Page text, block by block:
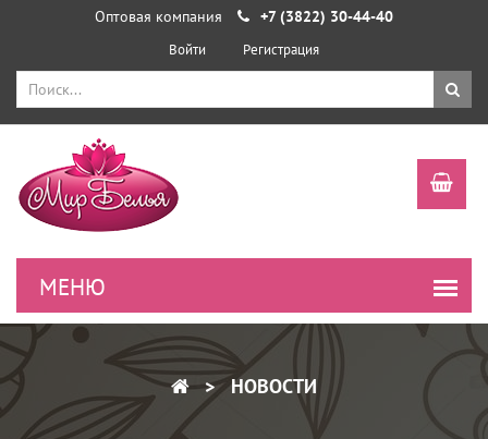
Оптовая компания +7 (3822) 30-44-40
Войти Регистрация
НОВОСТИ